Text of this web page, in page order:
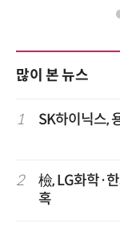
많이 본 뉴스
1 SK하이닉스,
2
檢, LG화학·
혹